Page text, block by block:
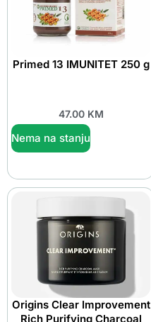
Primed 13 IMUNITET 250 g
47.00 KM
Nema na stanju
Origins Clear Improvement
Rich Purifying Charcoal